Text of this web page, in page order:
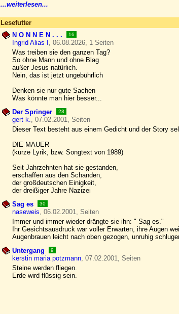
...weiterlesen...
Lesefutter
N O N N E N . . .
16
Ingrid Alias I , 06.08.2026, 1 Seiten
Was treiben sie den ganzen Tag?
So ohne Mann und ohne Blag
außer Jesus natürlich.
Nein, das ist jetzt ungebührlich
Denken sie nur gute Sachen
Was könnte man hier besser...
Der Springer
28
gert k., 07.02.2001, Seiten
Dieser Text besteht aus einem Gedicht und der Story
DIE MAUER
(kurze Lyrik, bzw. Songtext von 1989)
Seit Jahrzehnten hat sie gestanden,
erschaffen aus den Schanden,
der großdeutschen Einigkeit,
der dreißiger Jahre Nazizei
Sag es
30
naseweis, 06.02.2001, Seiten
Immer und immer wieder drängte sie ihn: " Sag es."
Ihr Gesichtsausdruck war voller Erwarten, ihre Augen
Augenbrauen leicht nach oben gezogen, unruhig
Untergang
9
kerstin maria potzmann, 07.02.2001, Seiten
Steine werden fliegen.
Erde wird flüssig sein.